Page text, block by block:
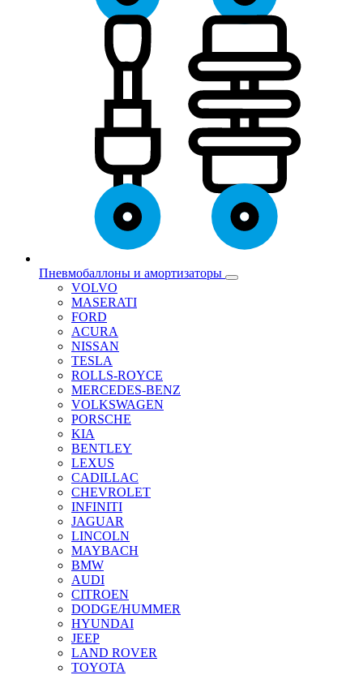
Пневмобаллоны и амортизаторы
VOLVO
MASERATI
FORD
ACURA
NISSAN
TESLA
ROLLS-ROYCE
MERCEDES-BENZ
VOLKSWAGEN
PORSCHE
KIA
BENTLEY
LEXUS
CADILLAC
CHEVROLET
INFINITI
JAGUAR
LINCOLN
MAYBACH
BMW
AUDI
CITROEN
DODGE/HUMMER
HYUNDAI
JEEP
LAND ROVER
TOYOTA